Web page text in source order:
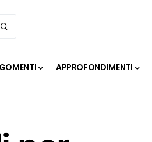
APPROFONDIMENTI